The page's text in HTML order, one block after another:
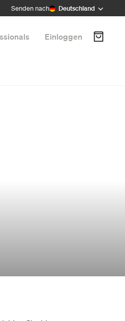
Senden nach Deutschland
Einloggen